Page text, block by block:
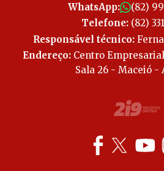
WhatsApp:
(82)
Telefone:(82)
Responsável técnico:
Endereço:Centro
Sala 26 - Maceió -